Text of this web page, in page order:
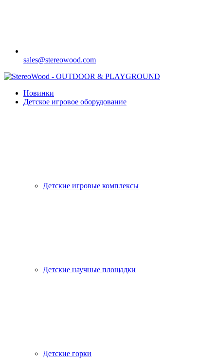
sales@stereowood.com
Новинки
Детское игровое оборудование
Детские игровые комплексы
Детские научные площадки
Детские горки